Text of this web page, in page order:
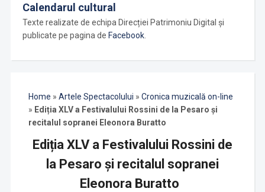
Calendarul cultural
Texte realizate de echipa Direcției Patrimoniu Digital și
publicate pe pagina de Facebook.
Home » Artele Spectacolului » Cronica muzicală on-line
» Ediția XLV a Festivalului Rossini de la Pesaro și
recitalul sopranei Eleonora Buratto
Ediția XLV a Festivalului Rossini de
la Pesaro și recitalul sopranei
Eleonora Buratto